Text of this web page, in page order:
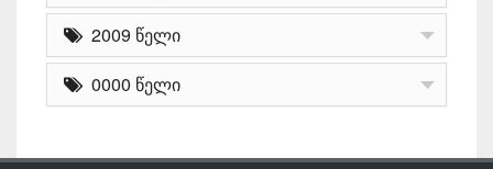
2009 წელი
0000 წელი